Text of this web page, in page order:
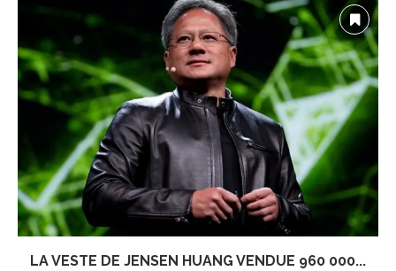
LA VESTE DE JENSEN HUANG VENDUE 960 000...